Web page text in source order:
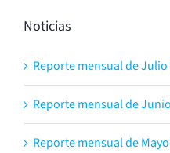
Noticias
Reporte mensual de Julio
Reporte mensual de
Reporte mensual de